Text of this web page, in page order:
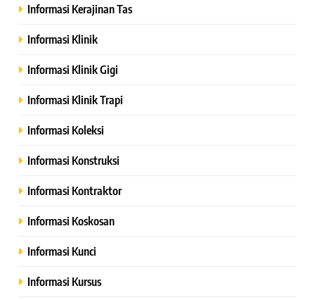
Informasi Kerajinan Tas
Informasi Klinik
Informasi Klinik Gigi
Informasi Klinik Trapi
Informasi Koleksi
Informasi Konstruksi
Informasi Kontraktor
Informasi Koskosan
Informasi Kunci
Informasi Kursus